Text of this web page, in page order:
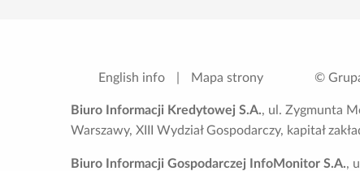
English info Mapa strony ©
Biuro Informacji Kredytowej S.A., ul. Zygmunta
Warszawy, XIII Wydział Gospodarczy, kapitał
Biuro Informacji Gospodarczej InfoMonitor S.A.,